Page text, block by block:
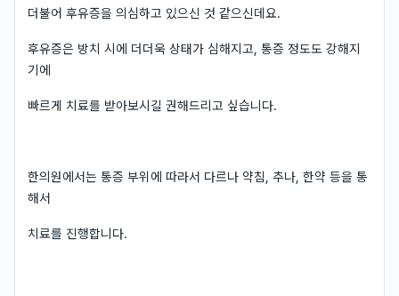
더불어 후유증을 의심하고 있으신 것 같으신데요.
후유증은 방치 시에 더더욱 상태가 심해지고, 통증 정도도 강해지
기에
빠르게 치료를 받아보시길 권해드리고 싶습니다.
한의원에서는 통증 부위에 따라서 다르나 약침, 추나, 한약 등을 통
해서
치료를 진행합니다.